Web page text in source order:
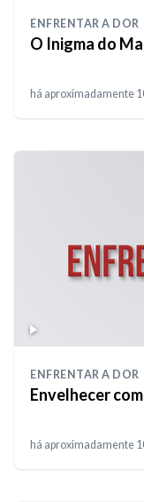
ENFRENTAR A DOR
O Inigma do
há aproximadamente
ENFRENTAR A DOR
Envelhecer
há aproximadamente